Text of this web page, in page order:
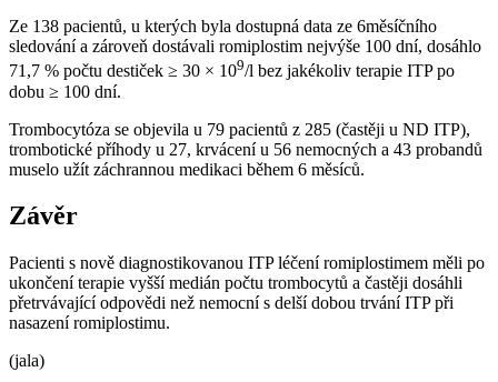
Ze 138 pacientů, u kterých byla dostupná data ze 6měsíčního
sledování a zároveň dostávali romiplostim nejvýše 100 dní, dosáhlo
71,7 % počtu destiček ≥ 30 × 109/l bez jakékoliv terapie ITP po
dobu ≥ 100 dní.
Trombocytóza se objevila u 79 pacientů z 285 (častěji u ND ITP),
trombotické příhody u 27, krvácení u 56 nemocných a 43 probandů
muselo užít záchrannou medikaci během 6 měsíců.
Závěr
Pacienti s nově diagnostikovanou ITP léčení romiplostimem měli po
ukončení terapie vyšší medián počtu trombocytů a častěji dosáhli
přetrvávající odpovědi než nemocní s delší dobou trvání ITP při
nasazení romiplostimu.
(jala)